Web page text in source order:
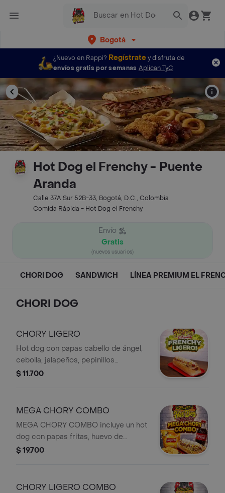
Bogotá
¿Nuevo en Rappi? Regístratey disfruta de
envíos gratis por semanas Aplican TyC
Hot Dog el Frenchy - Puente
Aranda
Calle 37A Sur 52B-33, Bogotá, D.C., Colombia
Comida Rápida - Hot Dog el Frenchy
Envío
Gratis
(nuevos usuarios)
CHORI DOG SANDWICH LÍNEA PREMIUM EL
CHORI DOG
CHORY LIGERO
Hot dog con papas cabello de ángel,
cebolla, jalapeños, pepinillos
agridulces, guacamole y pico de gallo.
$ 11.700
MEGA CHORY COMBO
MEGA CHORY COMBO incluye un hot
dog con papas fritas, huevo de
codorniz, salsas, papas Margarita
$ 19.700
CHORY LIGERO COMBO